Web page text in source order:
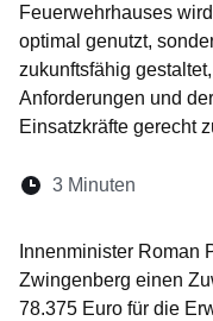
Feuerwehrhauses
optimal genutzt,
zukunftsfähig
Anforderungen und
Einsatzkräfte gerecht
Lesedauer:
3 Minuten
Innenminister Roman
Zwingenberg einen
78.375 Euro für die